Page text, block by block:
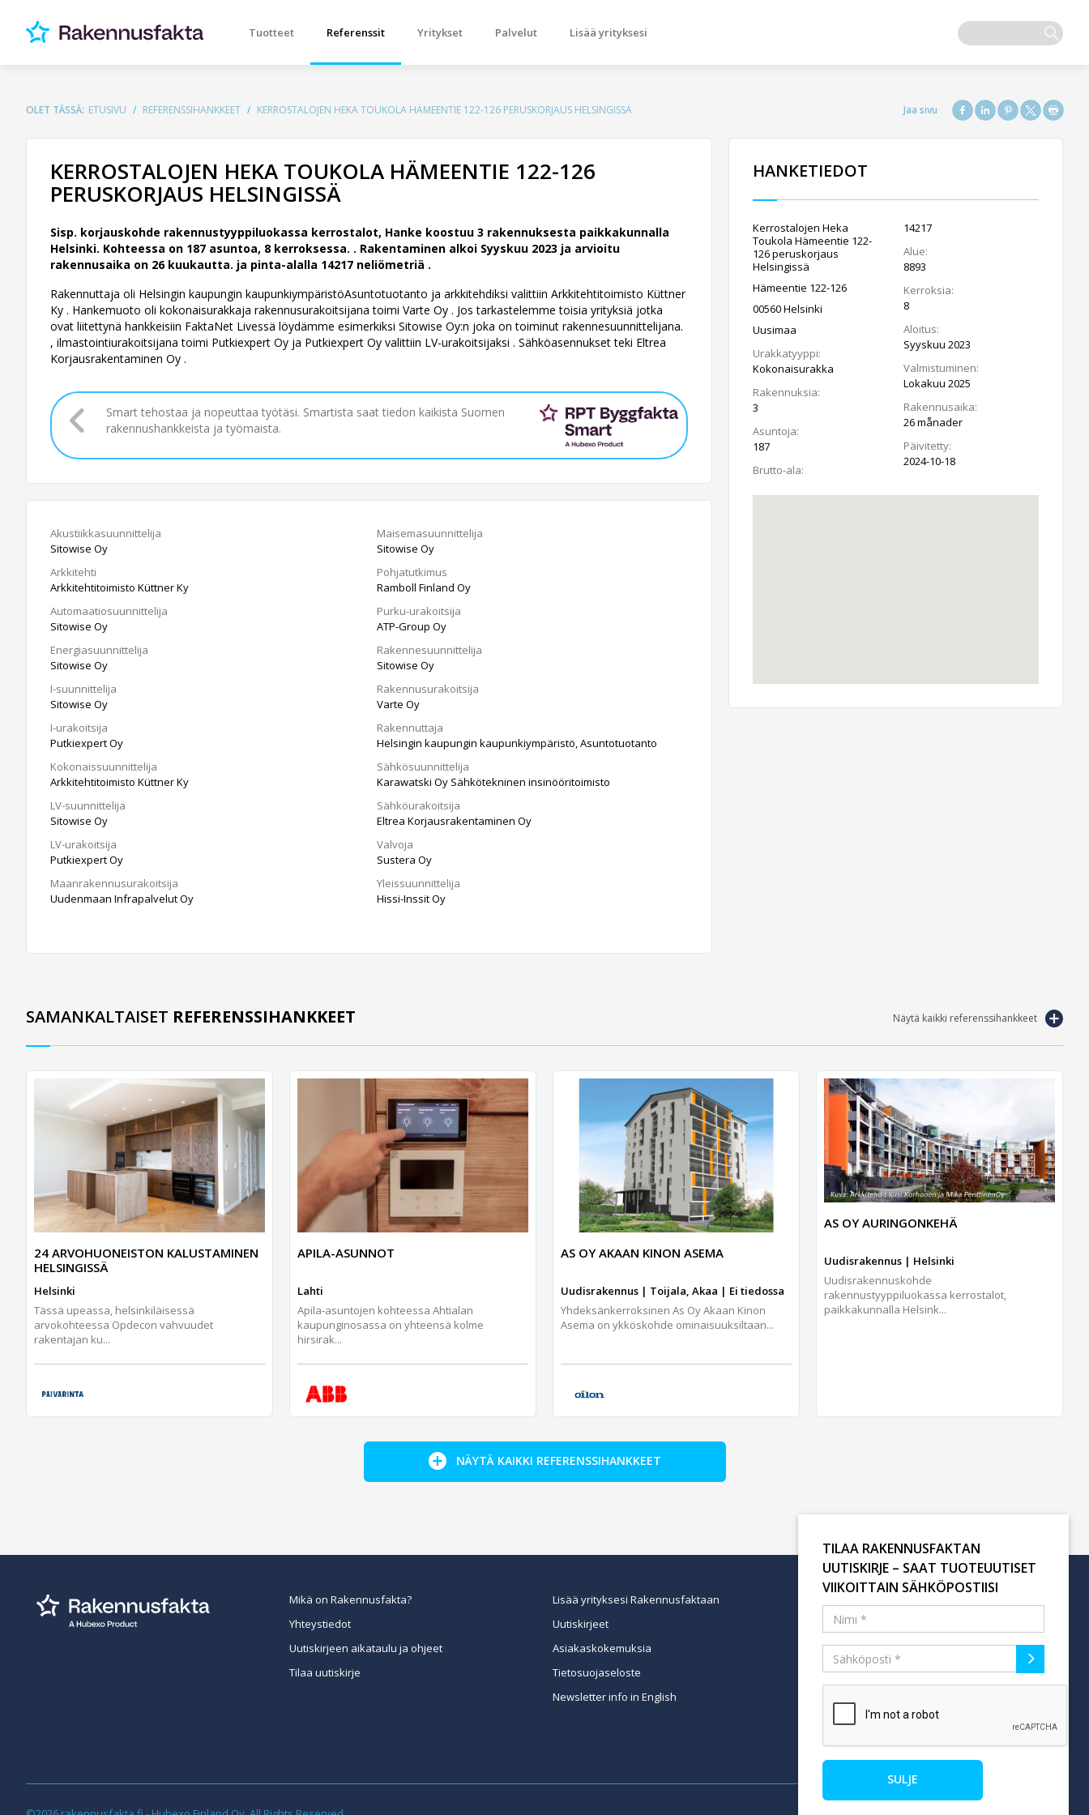
Tuotteet Referenssit Yritykset Palvelut Lisää yrityksesi
OLET TÄSSÄ: ETUSIVU REFERENSSIHANKKEET KERROSTALOJEN HEKA TOUKOLA HÄMEENTIE 122-126 PERUSKORJAUS HELSINGISSÄ
KERROSTALOJEN HEKA TOUKOLA HÄMEENTIE 122-126
PERUSKORJAUS HELSINGISSÄ
Sisp. korjauskohde rakennustyyppiluokassa kerrostalot, Hanke koostuu 3 rakennuksesta paikkakunnalla
Helsinki. Kohteessa on 187 asuntoa, 8 kerroksessa. . Rakentaminen alkoi Syyskuu 2023 ja arvioitu
rakennusaika on 26 kuukautta. ja pinta-alalla 14217 neliömetriä .
Rakennuttaja oli Helsingin kaupungin kaupunkiympäristöAsuntotuotanto ja arkkitehdiksi valittiin Arkkitehtitoimisto Küttner
Ky . Hankemuoto oli kokonaisurakkaja rakennusurakoitsijana toimi Varte Oy . Jos tarkastelemme toisia yrityksiä jotka
ovat liitettynä hankkeisiin FaktaNet Livessä löydämme esimerkiksi Sitowise Oy:n joka on toiminut rakennesuunnittelijana.
, ilmastointiurakoitsijana toimi Putkiexpert Oy ja Putkiexpert Oy valittiin LV-urakoitsijaksi . Sähköasennukset teki Eltrea
Korjausrakentaminen Oy .
Smart tehostaa ja nopeuttaa työtäsi. Smartista saat tiedon kaikista Suomen
rakennushankkeista ja työmaista.
Akustiikkasuunnittelija
Sitowise Oy
Arkkitehti
Arkkitehtitoimisto Küttner Ky
Automaatiosuunnittelija
Sitowise Oy
Energiasuunnittelija
Sitowise Oy
I-suunnittelija
Sitowise Oy
I-urakoitsija
Putkiexpert Oy
Kokonaissuunnittelija
Arkkitehtitoimisto Küttner Ky
LV-suunnittelija
Sitowise Oy
LV-urakoitsija
Putkiexpert Oy
Maanrakennusurakoitsija
Uudenmaan Infrapalvelut Oy
Maisemasuunnittelija
Sitowise Oy
Pohjatutkimus
Ramboll Finland Oy
Purku-urakoitsija
ATP-Group Oy
Rakennesuunnittelija
Sitowise Oy
Rakennusurakoitsija
Varte Oy
Rakennuttaja
Helsingin kaupungin kaupunkiympäristö, Asuntotuotanto
Sähkösuunnittelija
Karawatski Oy Sähkötekninen insinööritoimisto
Sähköurakoitsija
Eltrea Korjausrakentaminen Oy
Valvoja
Sustera Oy
Yleissuunnittelija
Hissi-Inssit Oy
HANKETIEDOT
Kerrostalojen Heka
Toukola Hämeentie 122-
126 peruskorjaus
Helsingissä
Hämeentie 122-126
00560 Helsinki
Uusimaa
Urakkatyyppi:
Kokonaisurakka
Rakennuksia:
3
Asuntoja:
187
Brutto-ala:
14217
Alue:
8893
Kerroksia:
8
Aloitus:
Syyskuu 2023
Valmistuminen:
Lokakuu 2025
Rakennusaika:
26 månader
Päivitetty:
2024-10-18
Näytä kaikki referenssihankkeet
SAMANKALTAISET REFERENSSIHANKKEET
24 ARVOHUONEISTON KALUSTAMINEN
HELSINGISSÄ
Helsinki
Tässä upeassa, helsinkiläisessä
arvokohteessa Opdecon vahvuudet
rakentajan ku...
APILA-ASUNNOT
Lahti
Apila-asuntojen kohteessa Ahtialan
kaupunginosassa on yhteensä kolme
hirsirak...
AS OY AKAAN KINON ASEMA
Uudisrakennus | Toijala, Akaa | Ei tiedossa
Yhdeksänkerroksinen As Oy Akaan Kinon
Asema on ykköskohde ominaisuuksiltaan...
AS OY AURINGONKEHÄ
Uudisrakennus | Helsinki
Uudisrakennuskohde
rakennustyyppiluokassa kerrostalot,
paikkakunnalla Helsink...
NÄYTÄ KAIKKI REFERENSSIHANKKEET
Mikä on Rakennusfakta?
Yhteystiedot
Uutiskirjeen aikataulu ja ohjeet
Tilaa uutiskirje
Lisää yrityksesi Rakennusfaktaan
Uutiskirjeet
Asiakaskokemuksia
Tietosuojaseloste
Newsletter info in English
TILAA RAKENNUSFAKTAN
UUTISKIRJE – SAAT TUOTEUUTISET
VIIKOITTAIN SÄHKÖPOSTIISI
SULJE